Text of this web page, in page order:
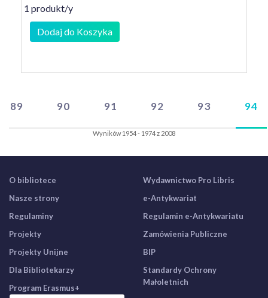
1 produkt/y
Dodaj do Koszyka
89 90 91 92 93 94
Wyników 1954 - 1974 z 2008
O bibliotece
Nasze strony
Regulaminy
Projekty
Projekty Unijne
Dla Bibliotekarzy
Program Erasmus+
Wydawnictwo Pro Libris
e-Antykwariat
Regulamin e-Antykwariatu
Zamówienia Publiczne
BIP
Standardy Ochrony
Małoletnich